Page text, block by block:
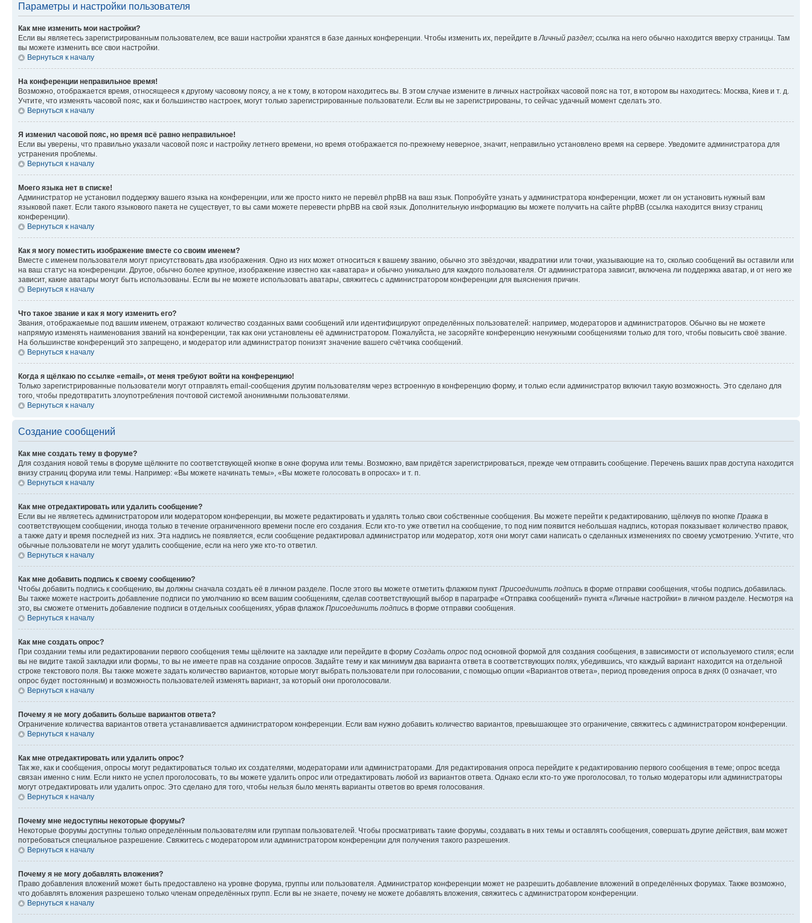
Параметры и настройки пользователя
Как мне изменить мои настройки?
Если вы являетесь зарегистрированным пользователем, все ваши настройки хранятся в базе данных конференции. Чтобы изменить их, перейдите в Личный раздел; ссылка на него обычно находится вверху страницы. Там
вы можете изменить все свои настройки.
Вернуться к началу
На конференции неправильное время!
Возможно, отображается время, относящееся к другому часовому поясу, а не к тому, в котором находитесь вы. В этом случае измените в личных настройках часовой пояс на тот, в котором вы находитесь: Москва, Киев и т. д.
Учтите, что изменять часовой пояс, как и большинство настроек, могут только зарегистрированные пользователи. Если вы не зарегистрированы, то сейчас удачный момент сделать это.
Вернуться к началу
Я изменил часовой пояс, но время всё равно неправильное!
Если вы уверены, что правильно указали часовой пояс и настройку летнего времени, но время отображается по-прежнему неверное, значит, неправильно установлено время на сервере. Уведомите администратора для
устранения проблемы.
Вернуться к началу
Моего языка нет в списке!
Администратор не установил поддержку вашего языка на конференции, или же просто никто не перевёл phpBB на ваш язык. Попробуйте узнать у администратора конференции, может ли он установить нужный вам
языковой пакет. Если такого языкового пакета не существует, то вы сами можете перевести phpBB на свой язык. Дополнительную информацию вы можете получить на сайте phpBB (ссылка находится внизу страниц
конференции).
Вернуться к началу
Как я могу поместить изображение вместе со своим именем?
Вместе с именем пользователя могут присутствовать два изображения. Одно из них может относиться к вашему званию, обычно это звёздочки, квадратики или точки, указывающие на то, сколько сообщений вы оставили или
на ваш статус на конференции. Другое, обычно более крупное, изображение известно как «аватара» и обычно уникально для каждого пользователя. От администратора зависит, включена ли поддержка аватар, и от него же
зависит, какие аватары могут быть использованы. Если вы не можете использовать аватары, свяжитесь с администратором конференции для выяснения причин.
Вернуться к началу
Что такое звание и как я могу изменить его?
Звания, отображаемые под вашим именем, отражают количество созданных вами сообщений или идентифицируют определённых пользователей: например, модераторов и администраторов. Обычно вы не можете
напрямую изменять наименования званий на конференции, так как они установлены её администратором. Пожалуйста, не засоряйте конференцию ненужными сообщениями только для того, чтобы повысить своё звание.
На большинстве конференций это запрещено, и модератор или администратор понизят значение вашего счётчика сообщений.
Вернуться к началу
Когда я щёлкаю по ссылке «email», от меня требуют войти на конференцию!
Только зарегистрированные пользователи могут отправлять email-сообщения другим пользователям через встроенную в конференцию форму, и только если администратор включил такую возможность. Это сделано для
того, чтобы предотвратить злоупотребления почтовой системой анонимными пользователями.
Вернуться к началу
Создание сообщений
Как мне создать тему в форуме?
Для создания новой темы в форуме щёлкните по соответствующей кнопке в окне форума или темы. Возможно, вам придётся зарегистрироваться, прежде чем отправить сообщение. Перечень ваших прав доступа находится
внизу страниц форума или темы. Например: «Вы можете начинать темы», «Вы можете голосовать в опросах» и т. п.
Вернуться к началу
Как мне отредактировать или удалить сообщение?
Если вы не являетесь администратором или модератором конференции, вы можете редактировать и удалять только свои собственные сообщения. Вы можете перейти к редактированию, щёлкнув по кнопке Правка в
соответствующем сообщении, иногда только в течение ограниченного времени после его создания. Если кто-то уже ответил на сообщение, то под ним появится небольшая надпись, которая показывает количество правок,
а также дату и время последней из них. Эта надпись не появляется, если сообщение редактировал администратор или модератор, хотя они могут сами написать о сделанных изменениях по своему усмотрению. Учтите, что
обычные пользователи не могут удалить сообщение, если на него уже кто-то ответил.
Вернуться к началу
Как мне добавить подпись к своему сообщению?
Чтобы добавить подпись к сообщению, вы должны сначала создать её в личном разделе. После этого вы можете отметить флажком пункт Присоединить подпись в форме отправки сообщения, чтобы подпись добавилась.
Вы также можете настроить добавление подписи по умолчанию ко всем вашим сообщениям, сделав соответствующий выбор в параграфе «Отправка сообщений» пункта «Личные настройки» в личном разделе. Несмотря на
это, вы сможете отменить добавление подписи в отдельных сообщениях, убрав флажок Присоединить подпись в форме отправки сообщения.
Вернуться к началу
Как мне создать опрос?
При создании темы или редактировании первого сообщения темы щёлкните на закладке или перейдите в форму Создать опрос под основной формой для создания сообщения, в зависимости от используемого стиля; если
вы не видите такой закладки или формы, то вы не имеете прав на создание опросов. Задайте тему и как минимум два варианта ответа в соответствующих полях, убедившись, что каждый вариант находится на отдельной
строке текстового поля. Вы также можете задать количество вариантов, которые могут выбрать пользователи при голосовании, с помощью опции «Вариантов ответа», период проведения опроса в днях (0 означает, что
опрос будет постоянным) и возможность пользователей изменять вариант, за который они проголосовали.
Вернуться к началу
Почему я не могу добавить больше вариантов ответа?
Ограничение количества вариантов ответа устанавливается администратором конференции. Если вам нужно добавить количество вариантов, превышающее это ограничение, свяжитесь с администратором конференции.
Вернуться к началу
Как мне отредактировать или удалить опрос?
Так же, как и сообщения, опросы могут редактироваться только их создателями, модераторами или администраторами. Для редактирования опроса перейдите к редактированию первого сообщения в теме; опрос всегда
связан именно с ним. Если никто не успел проголосовать, то вы можете удалить опрос или отредактировать любой из вариантов ответа. Однако если кто-то уже проголосовал, то только модераторы или администраторы
могут отредактировать или удалить опрос. Это сделано для того, чтобы нельзя было менять варианты ответов во время голосования.
Вернуться к началу
Почему мне недоступны некоторые форумы?
Некоторые форумы доступны только определённым пользователям или группам пользователей. Чтобы просматривать такие форумы, создавать в них темы и оставлять сообщения, совершать другие действия, вам может
потребоваться специальное разрешение. Свяжитесь с модератором или администратором конференции для получения такого разрешения.
Вернуться к началу
Почему я не могу добавлять вложения?
Право добавления вложений может быть предоставлено на уровне форума, группы или пользователя. Администратор конференции может не разрешить добавление вложений в определённых форумах. Также возможно,
что добавлять вложения разрешено только членам определённых групп. Если вы не знаете, почему не можете добавлять вложения, свяжитесь с администратором конференции.
Вернуться к началу